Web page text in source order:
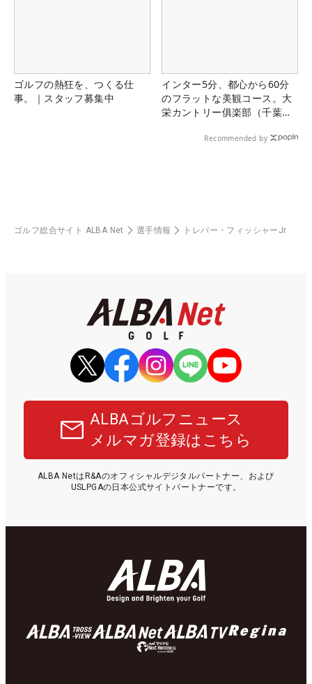
ゴルフの熱狂を、つくる仕
事。｜スタッフ募集中
インター5分、都心から60分
のフラットな美観コース。大
栄カントリー俱楽部（千葉
Recommended by
ゴルフ総合サイト ALBA Net 選手情報 トレバー・フィッシャーJr
ALBAゴルフニュース
メルマガ登録はこちら
ALBA NetはR&Aのオフィシャルデジタルパートナー、および
USLPGAの日本公式サイトパートナーです。